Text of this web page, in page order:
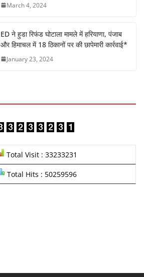
March 4, 2024
ED ने हुडा रिफंड घोटाला मामले में हरियाणा, पंजाब
और हिमाचल में 18 ठिकानों पर की छापेमारी कार्रवाई*
January 23, 2024
Total Visit : 33233231
Total Hits : 50259596